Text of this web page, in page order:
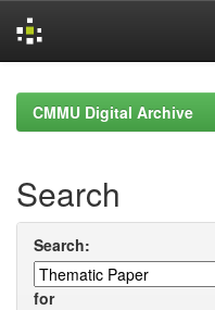
navigationCMMU Digital Archive
Search
Search:
for